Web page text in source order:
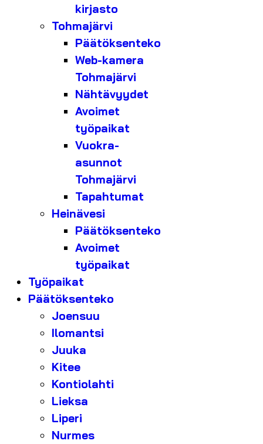
kirjasto
Tohmajärvi
Päätöksenteko
Web-kamera
Tohmajärvi
Nähtävyydet
Avoimet
työpaikat
Vuokra-
asunnot
Tohmajärvi
Tapahtumat
Heinävesi
Päätöksenteko
Avoimet
työpaikat
Työpaikat
Päätöksenteko
Joensuu
Ilomantsi
Juuka
Kitee
Kontiolahti
Lieksa
Liperi
Nurmes